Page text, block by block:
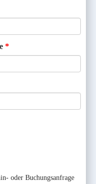
oder Buchungsanfrage